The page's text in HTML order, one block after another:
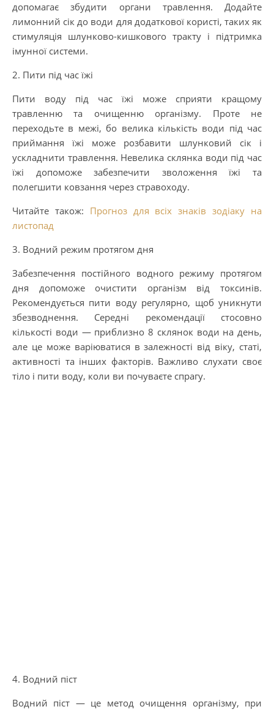
допомагає збудити органи травлення. Додайте
лимонний сік до води для додаткової користі, таких як
стимуляція шлунково-кишкового тракту і підтримка
імунної системи.
2. Пити під час їжі
Пити воду під час їжі може сприяти кращому
травленню та очищенню організму. Проте не
переходьте в межі, бо велика кількість води під час
приймання їжі може розбавити шлунковий сік і
ускладнити травлення. Невелика склянка води під час
їжі допоможе забезпечити зволоження їжі та
полегшити ковзання через стравоходу.
Читайте також: Прогноз для всіх знаків зодіаку на
листопад
3. Водний режим протягом дня
Забезпечення постійного водного режиму протягом
дня допоможе очистити організм від токсинів.
Рекомендується пити воду регулярно, щоб уникнути
збезводнення. Середні рекомендації стосовно
кількості води — приблизно 8 склянок води на день,
але це може варіюватися в залежності від віку, статі,
активності та інших факторів. Важливо слухати своє
тіло і пити воду, коли ви почуваєте спрагу.
4. Водний піст
Водний піст — це метод очищення організму, при